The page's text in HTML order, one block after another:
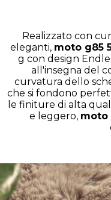
Realizzato con
eleganti, moto g85
g con design
all'insegna del
curvatura dello
che si fondono
le finiture di alta
e leggero, moto